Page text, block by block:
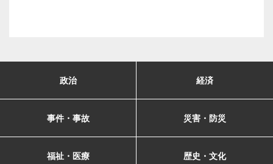
政治 経済
事件・事故 災害・防災
福祉・医療 歴史・文化